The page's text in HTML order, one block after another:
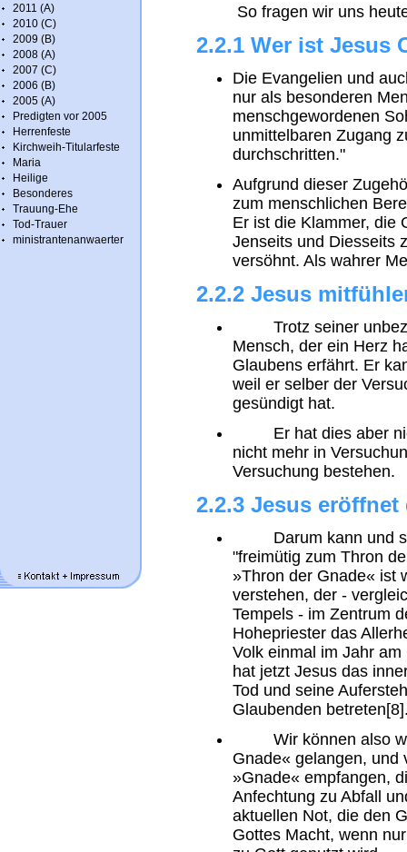
2011 (A)
2010 (C)
2009 (B)
2008 (A)
2007 (C)
2006 (B)
2005 (A)
Predigten vor 2005
Herrenfeste
Kirchweih-Titularfeste
Maria
Heilige
Besonderes
Trauung-Ehe
Tod-Trauer
ministrantenanwaerter
So fragen wir uns heute
2.2.1 Wer ist Jesus
Die Evangelien und
nur als besonderen
menschgewordenen
unmittelbaren Zugang
durchschritten."
Aufgrund dieser
zum menschlichen
Er ist die Klammer, die
Jenseits und Diesseits
versöhnt. Als wahrer
2.2.2 Jesus
Trotz seiner
Mensch, der ein Herz
Glaubens erfährt. Er
weil er selber der
gesündigt hat.
Er hat dies aber
nicht mehr in
Versuchung bestehen.
2.2.3 Jesus
Darum kann und
"freimütig zum Thron
»Thron der Gnade« ist
verstehen, der -
Tempels - im Zentrum
Hohepriester das
Volk einmal im Jahr
hat jetzt Jesus das
Tod und seine
Glaubenden
Wir können also
Gnade« gelangen, und
»Gnade« empfangen,
Anfechtung zu Abfall
aktuellen Not, die den
Gottes Macht, wenn